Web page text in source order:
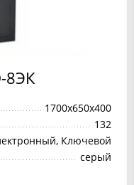
8ЭК
1700х650х400
132
Ключевой
серый